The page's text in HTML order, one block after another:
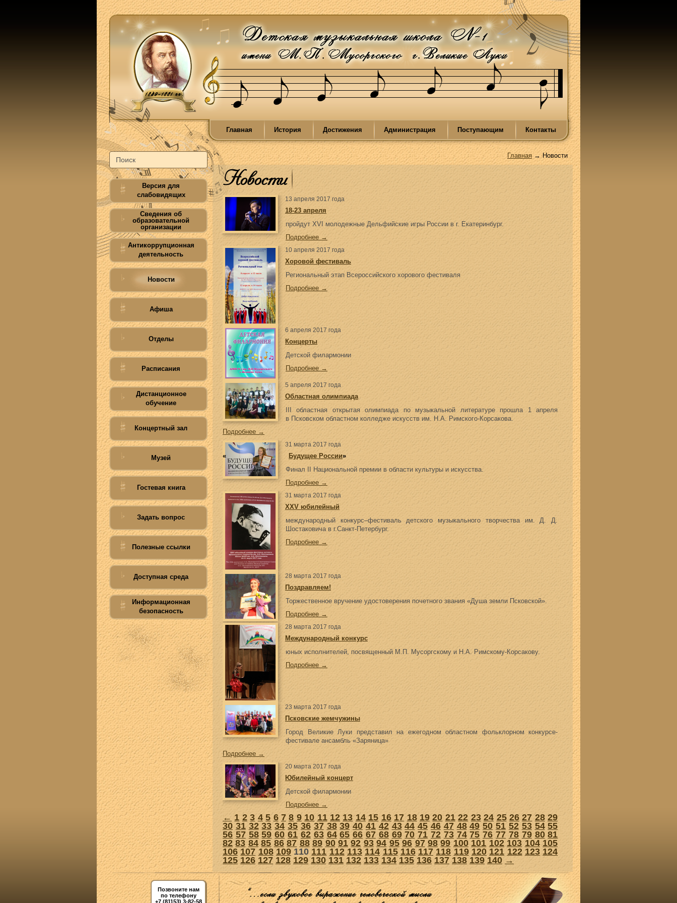
Главная История Достижения Администрация Поступающим Контакты
Версия для
слабовидящих
Сведения об
образовательной
организации
Антикоррупционная
деятельность
Новости
Афиша
Отделы
Расписания
Дистанционное
обучение
Концертный зал
Музей
Гостевая книга
Задать вопрос
Полезные ссылки
Доступная среда
Информационная
безопасность
Главная → Новости
Новости
13 апреля 2017 года
18-23 апреля
пройдут XVI молодежные Дельфийские игры России в г. Екатеринбург.
Подробнее →
10 апреля 2017 года
Хоровой фестиваль
Региональный этап Всероссийского хорового фестиваля
Подробнее →
6 апреля 2017 года
Концерты
Детской филармонии
Подробнее →
5 апреля 2017 года
Областная олимпиада
III областная открытая олимпиада по музыкальной литературе прошла 1 апреля
в Псковском областном колледже искусств им. Н.А. Римского-Корсакова.
Подробнее →
31 марта 2017 года
« Будущее России»
Финал II Национальной премии в области культуры и искусства.
Подробнее →
31 марта 2017 года
XXV юбилейный
международный конкурс–фестиваль детского музыкального творчества им. Д. Д.
Шостаковича в г.Санкт-Петербург.
Подробнее →
28 марта 2017 года
Поздравляем!
Торжественное вручение удостоверения почетного звания «Душа земли Псковской».
Подробнее →
28 марта 2017 года
Международный конкурс
юных исполнителей, посвященный М.П. Мусоргскому и Н.А. Римскому-Корсакову.
Подробнее →
23 марта 2017 года
Псковские жемчужины
Город Великие Луки представил на ежегодном областном фольклорном конкурсе-
фестивале ансамбль «Заряница»
Подробнее →
20 марта 2017 года
Юбилейный концерт
Детской филармонии
Подробнее →
← 1 2 3 4 5 6 7 8 9 10 11 12 13 14 15 16 17 18 19 20 21 22 23 24 25 26 27 28 29
30 31 32 33 34 35 36 37 38 39 40 41 42 43 44 45 46 47 48 49 50 51 52 53 54 55
56 57 58 59 60 61 62 63 64 65 66 67 68 69 70 71 72 73 74 75 76 77 78 79 80 81
82 83 84 85 86 87 88 89 90 91 92 93 94 95 96 97 98 99 100 101 102 103 104 105
106 107 108 109 110 111 112 113 114 115 116 117 118 119 120 121 122 123 124
125 126 127 128 129 130 131 132 133 134 135 136 137 138 139 140 →
Позвоните нам
по телефону
+7 (81153) 3-82-58